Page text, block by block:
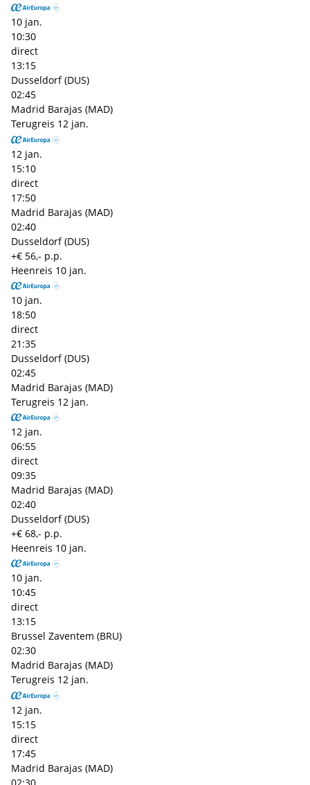
10 jan.
10:30
direct
13:15
Dusseldorf (DUS)
02:45
Madrid Barajas (MAD)
Terugreis 12 jan.
12 jan.
15:10
direct
17:50
Madrid Barajas (MAD)
02:40
Dusseldorf (DUS)
+€ 56,- p.p.
Heenreis 10 jan.
10 jan.
18:50
direct
21:35
Dusseldorf (DUS)
02:45
Madrid Barajas (MAD)
Terugreis 12 jan.
12 jan.
06:55
direct
09:35
Madrid Barajas (MAD)
02:40
Dusseldorf (DUS)
+€ 68,- p.p.
Heenreis 10 jan.
10 jan.
10:45
direct
13:15
Brussel Zaventem (BRU)
02:30
Madrid Barajas (MAD)
Terugreis 12 jan.
12 jan.
15:15
direct
17:45
Madrid Barajas (MAD)
02:30